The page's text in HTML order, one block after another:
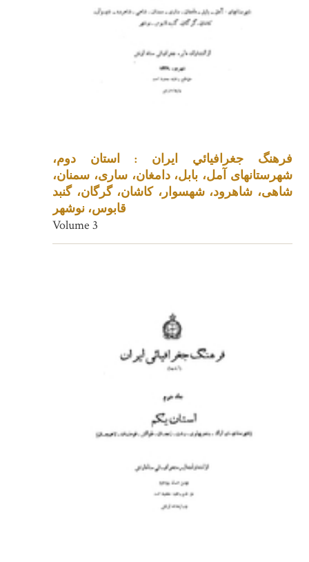
فرهنگ جغرافيائي ايران : استان دوم،
شهرستانهای آمل، بابل، دامغان، ساری، سمنان،
شاهی، شاهرود، شهسوار، کاشان، گرگان، گنبد
قابوس، نوشهر
Volume 3